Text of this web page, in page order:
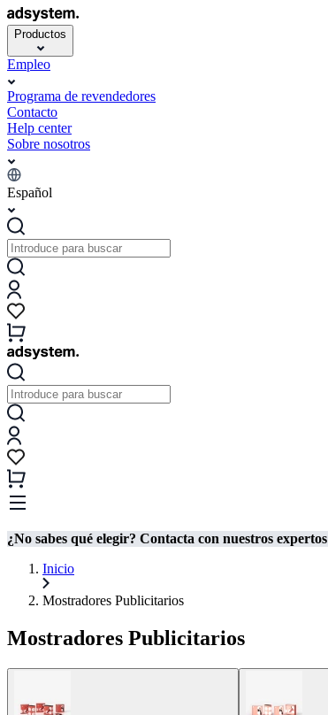
Productos
Empleo
Programa de revendedores
Contacto
Help center
Sobre nosotros
Español
¿No sabes qué elegir? Contacta con nuestros expertos
Inicio
Mostradores Publicitarios
Mostradores Publicitarios